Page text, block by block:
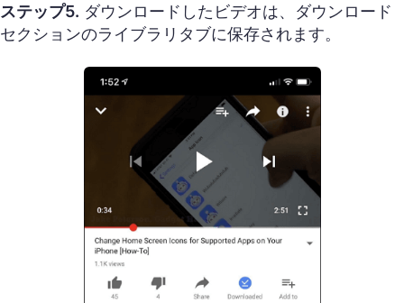
ステップ5. ダウンロードしたビデオは、ダウンロード
セクションのライブラリタブに保存されます。